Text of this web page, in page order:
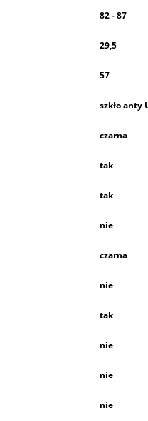
82 - 87
29,5
57
szkło anty
czarna
tak
tak
nie
czarna
nie
tak
nie
nie
nie